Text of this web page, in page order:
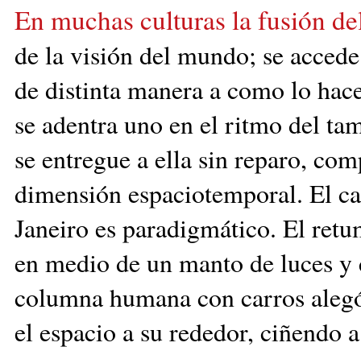
En muchas culturas la fusión
dela visión del mundo; se
de distinta manera a como lo
se adentra uno en el ritmo del
se entregue a ella sin reparo,
dimensión espaciotemporal. El
Janeiro es paradigmático. El
en medio de un manto de luces
columna humana con carros
el espacio a su rededor, ciñendo